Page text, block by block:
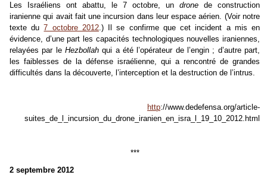
Les Israéliens ont abattu, le 7 octobre, un drone de construction
iranienne qui avait fait une incursion dans leur espace aérien. (Voir notre
texte du7 octobre 2012.) Il se confirme que cet incident a mis en
évidence, d’une part les capacités technologiques nouvelles iraniennes,
relayées par le Hezbollah qui a été l’opérateur de l’engin ; d’autre part,
les faiblesses de la défense israélienne, qui a rencontré de grandes
difficultés dans la découverte, l’interception et la destruction de l’intrus.
http://www.dedefensa.org/article-
suites_de_l_incursion_du_drone_iranien_en_isra_l_19_10_2012.html
***
2 septembre 2012